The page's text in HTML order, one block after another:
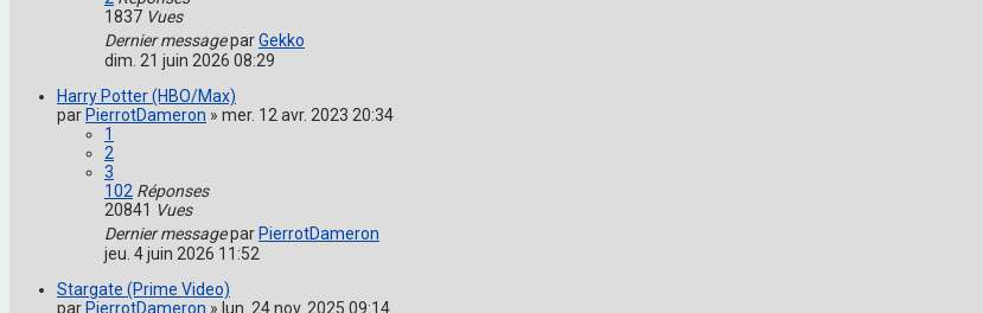
1837 Vues
Dernier messageparGekko
dim. 21 juin 2026 08:29
Harry Potter (HBO/Max)
parPierrotDameron » mer. 12 avr. 2023 20:34
1
2
3
102 Réponses
20841 Vues
Dernier messageparPierrotDameron
jeu. 4 juin 2026 11:52
Stargate (Prime Video)
parPierrotDameron » lun. 24 nov. 2025 09:14